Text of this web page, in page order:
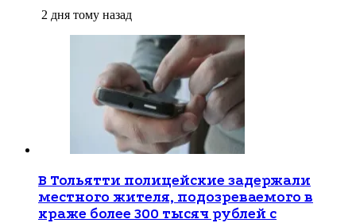
2 дня тому назад
В Тольятти полицейские задержали
местного жителя, подозреваемого в
краже более 300 тысяч рублей с